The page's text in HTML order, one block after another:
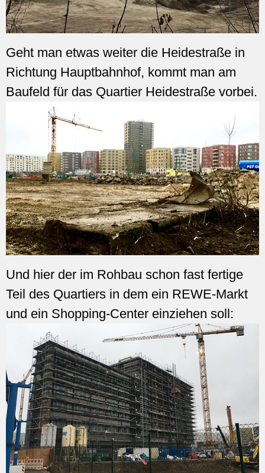
Geht man etwas weiter die Heidestraße in
Richtung Hauptbahnhof, kommt man am
Baufeld für das Quartier Heidestraße vorbei.
Und hier der im Rohbau schon fast fertige
Teil des Quartiers in dem ein REWE-Markt
und ein Shopping-Center einziehen soll: